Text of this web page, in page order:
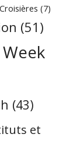
Croisières (7)
(51)
(43)
et